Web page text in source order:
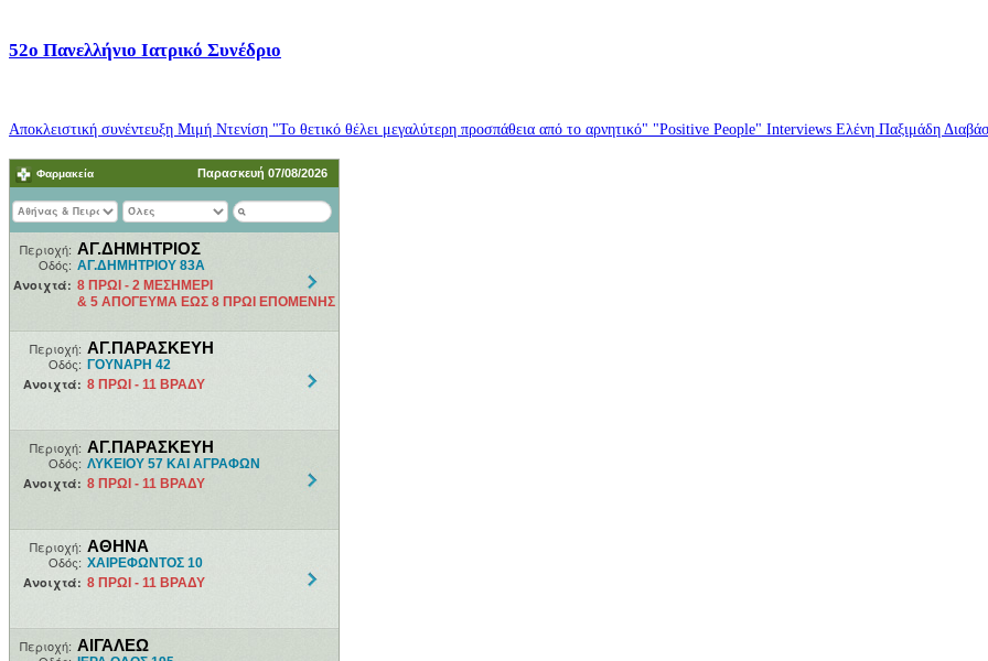
52o Πανελλήνιο Ιατρικό Συνέδριο
Αποκλειστική συνέντευξη Μιμή Ντενίση "Το θετικό θέλει μεγαλύτερη προσπάθεια από το αρνητικό" "Positive People" Interviews Ελένη Παξιμάδη